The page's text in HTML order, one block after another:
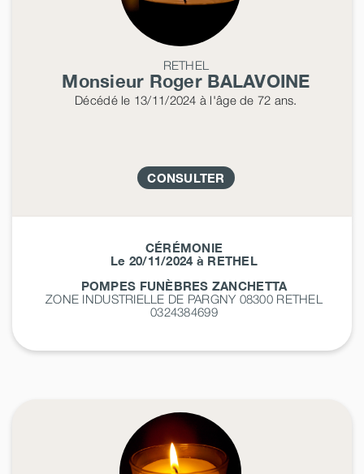
RETHEL
Monsieur Roger BALAVOINE
Décédéle 13/11/2024 à l'âge de 72 ans.
CONSULTER
CÉRÉMONIE
Le 20/11/2024 à RETHEL
POMPES FUNÈBRES ZANCHETTA
ZONE INDUSTRIELLE DE PARGNY 08300 RETHEL
0324384699